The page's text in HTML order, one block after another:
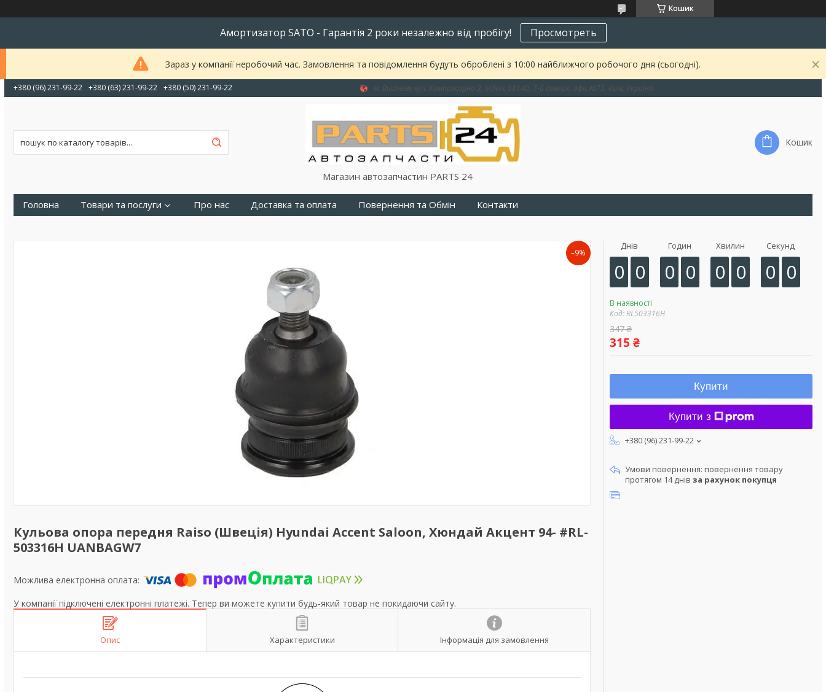
Кошик
Амортизатор SATO - Гарантія 2 роки незалежно від пробігу! Просмотреть
Зараз у компанії неробочий час. Замовлення та повідомлення будуть оброблені з 10:00 найближчого робочого дня (сьогодні).
+380 (96) 231-99-22 +380 (63) 231-99-22 +380 (50) 231-99-22 м. Вишневе вул. Компресорна 3, індекс 08140, 7-й поверх, офіс №73, Київ, Україна
Магазин автозапчастин PARTS 24
Кошик
Головна Товари та послуги Про нас Доставка та оплата Повернення та Обмін Контакти
–9%
Кульова опора передня Raiso (Швеція) Hyundai Accent Saloon, Хюндай Акцент 94- #RL-
503316H UANBAGW7
У компанії підключені електронні платежі. Тепер ви можете купити будь-який товар не покидаючи сайту.
Опис Характеристики Інформація для замовлення
Днів
0 0
Годин
0 0
Хвилин
0 0
Секунд
0 0
В наявності
Код:RL503316H
347 ₴
315 ₴
Купити
Купити з
+380 (96) 231-99-22
повернення товару
протягом 14 днів за рахунок покупця